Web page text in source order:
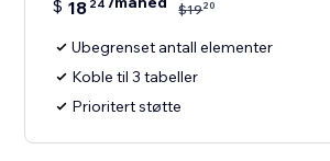
$ 18 24 $1920
Ubegrenset antall elementer
Koble til 3 tabeller
Prioritert støtte